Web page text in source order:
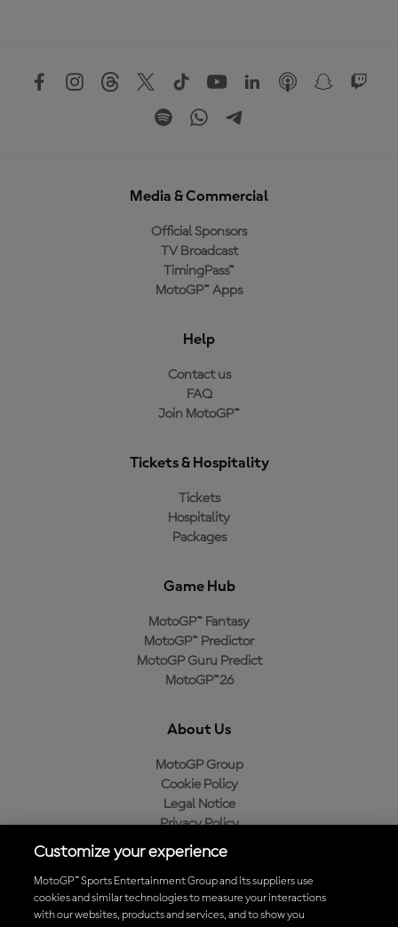
Media & Commercial
Official Sponsors
TV Broadcast
TimingPass™
MotoGP™ Apps
Help
Contact us
FAQ
Join MotoGP™
Tickets & Hospitality
Tickets
Hospitality
Packages
Game Hub
MotoGP™ Fantasy
MotoGP™ Predictor
MotoGP Guru Predict
MotoGP™26
About Us
MotoGP Group
Cookie Policy
Legal Notice
Privacy Policy
Purchase Policy
Baixe o aplicativo oficial da MotoGP™
Customize your experience
MotoGP™ Sports Entertainment Group and its suppliers use
cookies and similar technologies to measure your interactions
with our websites, products and services, and to show you